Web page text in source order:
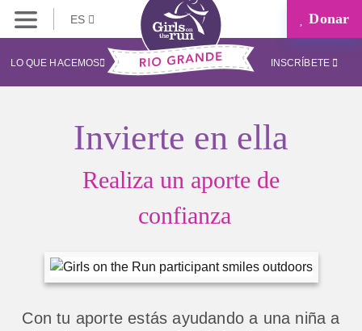
ES Donar
LO QUE HACEMOS INSCRÍBETE
Invierte en ella
Realiza un aporte de
confianza
Con tu aporte estás ayudando a una niña a